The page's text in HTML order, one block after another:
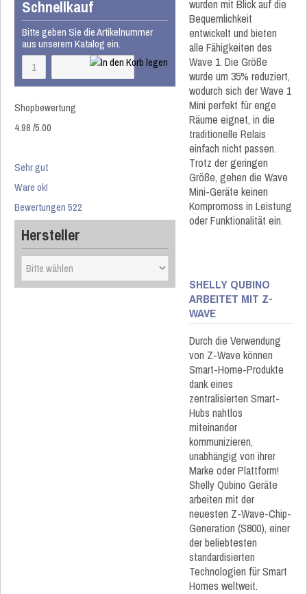
Schnellkauf
Bitte geben Sie die Artikelnummer
aus unserem Katalog ein.
Shopbewertung
4.98/5.00
Sehr gut
Ware ok!
Bewertungen 522
Hersteller
wurden mit Blick auf die
Bequemlichkeit
entwickelt und bieten
alle Fähigkeiten des
Wave 1. Die Größe
wurde um 35% reduziert,
wodurch sich der Wave 1
Mini perfekt für enge
Räume eignet, in die
traditionelle Relais
einfach nicht passen.
Trotz der geringen
Größe, gehen die Wave
Mini-Geräte keinen
Kompromoss in Leistung
oder Funktionalität ein.
SHELLY QUBINO
ARBEITET MIT Z-
WAVE
Durch die Verwendung
von Z-Wave können
Smart-Home-Produkte
dank eines
zentralisierten Smart-
Hubs nahtlos
miteinander
kommunizieren,
unabhängig von ihrer
Marke oder Plattform!
Shelly Qubino Geräte
arbeiten mit der
neuesten Z-Wave-Chip-
Generation (S800), einer
der beliebtesten
standardisierten
Technologien für Smart
Homes weltweit.